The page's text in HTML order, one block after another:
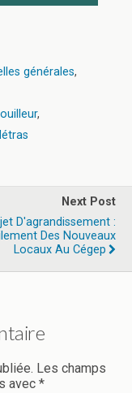
générales,
,
Next Post
D'agrandissement :
Des Nouveaux
Locaux Au Cégep
Les champs
avec *